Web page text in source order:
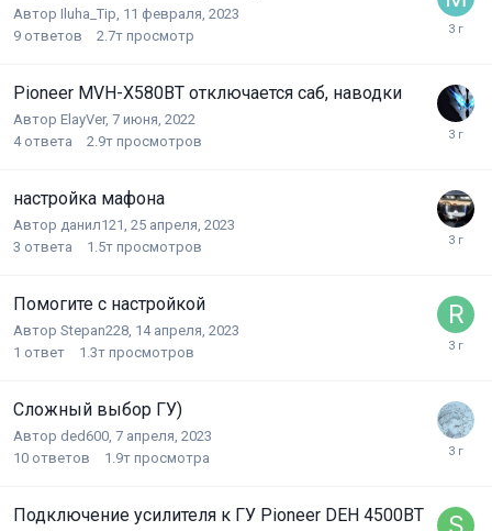
Автор Iluha_Tip, 11 февраля, 2023
9 ответов 2.7т просмотр
Pioneer MVH-X580BT отключается саб, наводки
Автор ElayVer, 7 июня, 2022
4 ответа 2.9т просмотров
настройка мафона
Автор данил121, 25 апреля, 2023
3 ответа 1.5т просмотров
Помогите с настройкой
Автор Stepan228, 14 апреля, 2023
1 ответ 1.3т просмотров
Сложный выбор ГУ)
Автор ded600, 7 апреля, 2023
10 ответов 1.9т просмотра
Подключение усилителя к ГУ Pioneer DEH 4500BT